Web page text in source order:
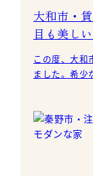
大和市・
目も美し
この度、大和
ました。希少